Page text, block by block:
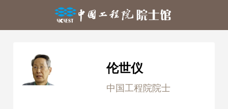
伦世仪
中国工程院院士